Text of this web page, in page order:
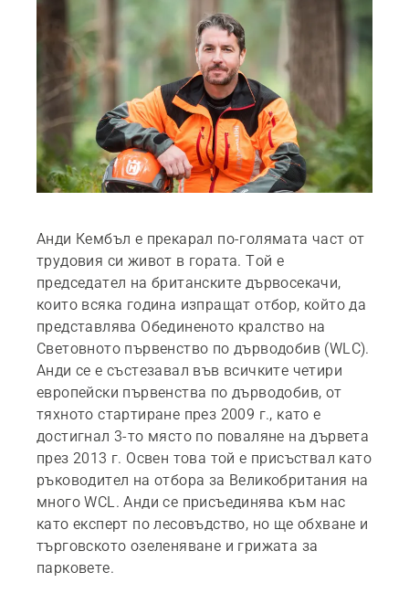
Анди Кембъл е прекарал по-голямата част от
трудовия си живот в гората. Той е
председател на британските дървосекачи,
които всяка година изпращат отбор, който да
представлява Обединеното кралство на
Световното първенство по дърводобив (WLC).
Анди се е състезавал във всичките четири
европейски първенства по дърводобив, от
тяхното стартиране през 2009 г., като е
достигнал 3-то място по поваляне на дървета
през 2013 г. Освен това той е присъствал като
ръководител на отбора за Великобритания на
много WCL. Анди се присъединява към нас
като експерт по лесовъдство, но ще обхване и
търговското озеленяване и грижата за
парковете.